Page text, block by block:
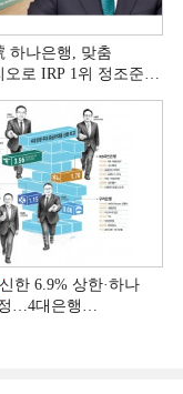
하나은행, 맞춤
오로 IRP 1위 정조준
신한 6.9% 상한·하나
…4대은행